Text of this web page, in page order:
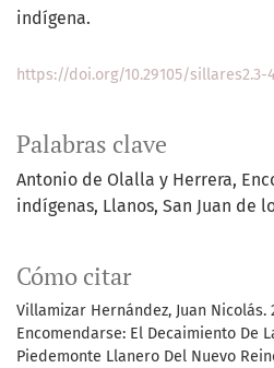
Palabras clave
Antonio de Olalla y Herrera
indígenas Llanos San Juan de
Cómo citar
Villamizar Hernández, Juan Nicolás.
Encomendarse: El Decaimiento De
Piedemonte Llanero Del Nuevo
indígena.
https://doi.org/10.29105/sillares2.3-